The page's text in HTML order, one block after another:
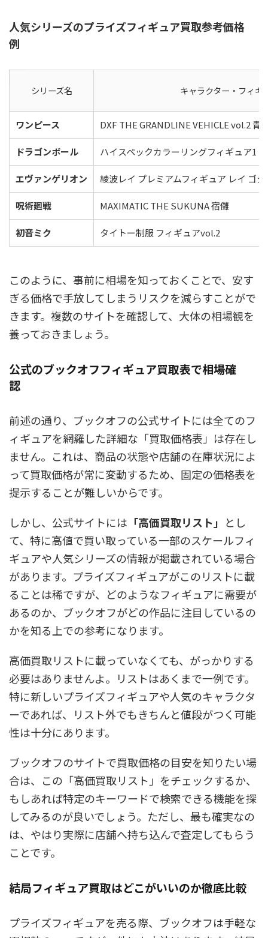
人気シリーズのプライズフィギュア買取参考価格
例
シリーズ名 キャラクター・フィギ
ワンピース DXF THE GRANDLINE VEHICLE vol.2 青
ドラゴンボール ハイスペックカラーリングフィギュア1
エヴァンゲリオン 綾波レイ プレミアムフィギュア レイ ゴ
呪術廻戦 MAXIMATIC THE SUKUNA 宿儺
初音ミク タイトー制服 フィギュアvol.2
このように、事前に相場を知っておくことで、安す
ぎる価格で手放してしまうリスクを減らすことがで
きます。複数のサイトを確認して、大体の相場観を
養っておきましょう。
公式のブックオフフィギュア買取表で相場確
認
前述の通り、ブックオフの公式サイトには全てのフ
ィギュアを網羅した詳細な「買取価格表」は存在し
ません。これは、商品の状態や店舗の在庫状況によ
って買取価格が常に変動するため、固定の価格表を
提示することが難しいからです。
しかし、公式サイトには 「高価買取リスト」 とし
て、 特に高値で買い取っている一部のスケールフィ
ギュアや人気シリーズの情報が掲載されている場合
があります。プライズフィギュアがこのリストに載
ることは稀ですが、どのようなフィギュアに需要が
あるのか、ブックオフがどの作品に注目しているの
かを知る上での参考になります。
高価買取リストに載っていなくても、がっかりする
必要はありませんよ。リストはあくまで一例です。
特に新しいプライズフィギュアや人気のキャラクタ
ーであれば、リスト外でもきちんと値段がつく可能
性は十分にあります。
ブックオフのサイトで買取価格の目安を知りたい場
合は、この「高価買取リスト」をチェックするか、
もしあれば特定のキーワードで検索できる機能を探
してみるのが良いでしょう。ただし、最も確実なの
は、やはり実際に店舗へ持ち込んで査定してもらう
ことです。
結局フィギュア買取はどこがいいのか徹底比較
プライズフィギュアを売る際、ブックオフは手軽な